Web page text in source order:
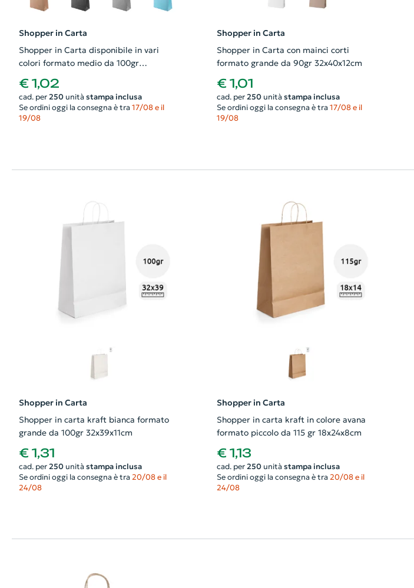
Shopper in Carta
Shopper in Carta disponibile in vari
colori formato medio da 100gr
24X31X10cm
€ 1,02
cad. per 250unità stampa inclusa
Se ordini oggi la consegna è tra 17/08 e il
19/08
Shopper in Carta
Shopper in Carta con mainci corti
formato grande da 90gr 32x40x12cm
€ 1,01
cad. per 250unità stampa inclusa
Se ordini oggi la consegna è tra 17/08 e il
19/08
Shopper in Carta
Shopper in carta kraft bianca formato
grande da 100gr 32x39x11cm
€ 1,31
cad. per 250unità stampa inclusa
Se ordini oggi la consegna è tra 20/08 e il
24/08
Shopper in Carta
Shopper in carta kraft in colore avana
formato piccolo da 115 gr 18x24x8cm
€ 1,13
cad. per 250unità stampa inclusa
Se ordini oggi la consegna è tra 20/08 e il
24/08